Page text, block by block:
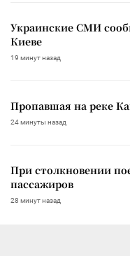
Украинские СМИ
Киеве
19 минут назад
Пропавшая на реке
24 минуты назад
При столкновении
пассажиров
28 минут назад